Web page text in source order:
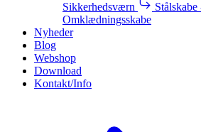
Sikkerhedsværn
Stålskabe
Omklædningsskabe
Nyheder
Blog
Webshop
Download
Kontakt/Info